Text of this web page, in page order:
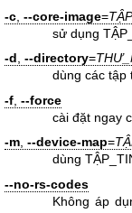
-c, --core-image=
sử dụng
-d, --directory=
dùng các tập
-f, --force
cài đặt ngay
-m, --device-map=
dùng
--no-rs-codes
Không áp